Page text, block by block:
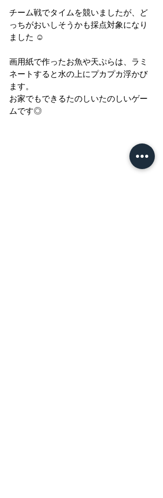
チーム戦でタイムを競いましたが、ど
っちがおいしそうかも採点対象になり
ました ☺︎
画用紙で作ったお魚や天ぷらは、ラミ
ネートすると水の上にプカプカ浮かび
ます。
お家でもできるたのしいたのしいゲー
ムです◎